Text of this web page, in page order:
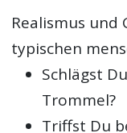
Realismus und
typischen
Schlägst
Trommel?
Triffst Du